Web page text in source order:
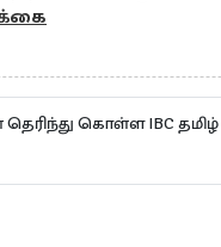
கொள்ள IBC தமிழ்